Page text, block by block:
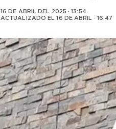
16 DE ABRIL DEL 2025 · 13:54
ACTUALIZADO EL16 DE ABRIL · 16:47